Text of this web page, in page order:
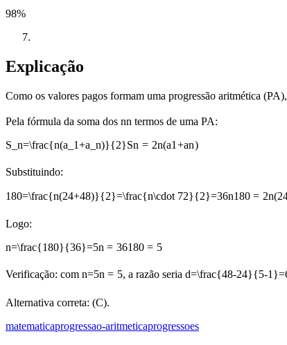
98%
Explicação
Como os valores pagos formam uma progressão aritmética
Pela fórmula da soma dos nn termos de uma PA:
S_n=\frac{n(a_1+a_n)}{2}Sn = 2n(a1 +an)
Substituindo:
180=\frac{n(24+48)}{2}=\frac{n\cdot 72}{2}=36n180 = 2n(
Logo:
n=\frac{180}{36}=5n = 36180 = 5
Verificação: com n=5n = 5, a razão seria d=\frac{48-24}{5-
Alternativa correta: (C).
matematicaprogressao-aritmeticaprogressoes